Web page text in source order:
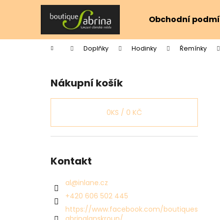
Obchodní
Domů Doplňky Hodinky Řemínky
Nákupní košík
0KS / 0 KČ
Kontakt
al@inlane.cz
+420 606 502 445
https://www.facebook.com/boutiques
í
do
do